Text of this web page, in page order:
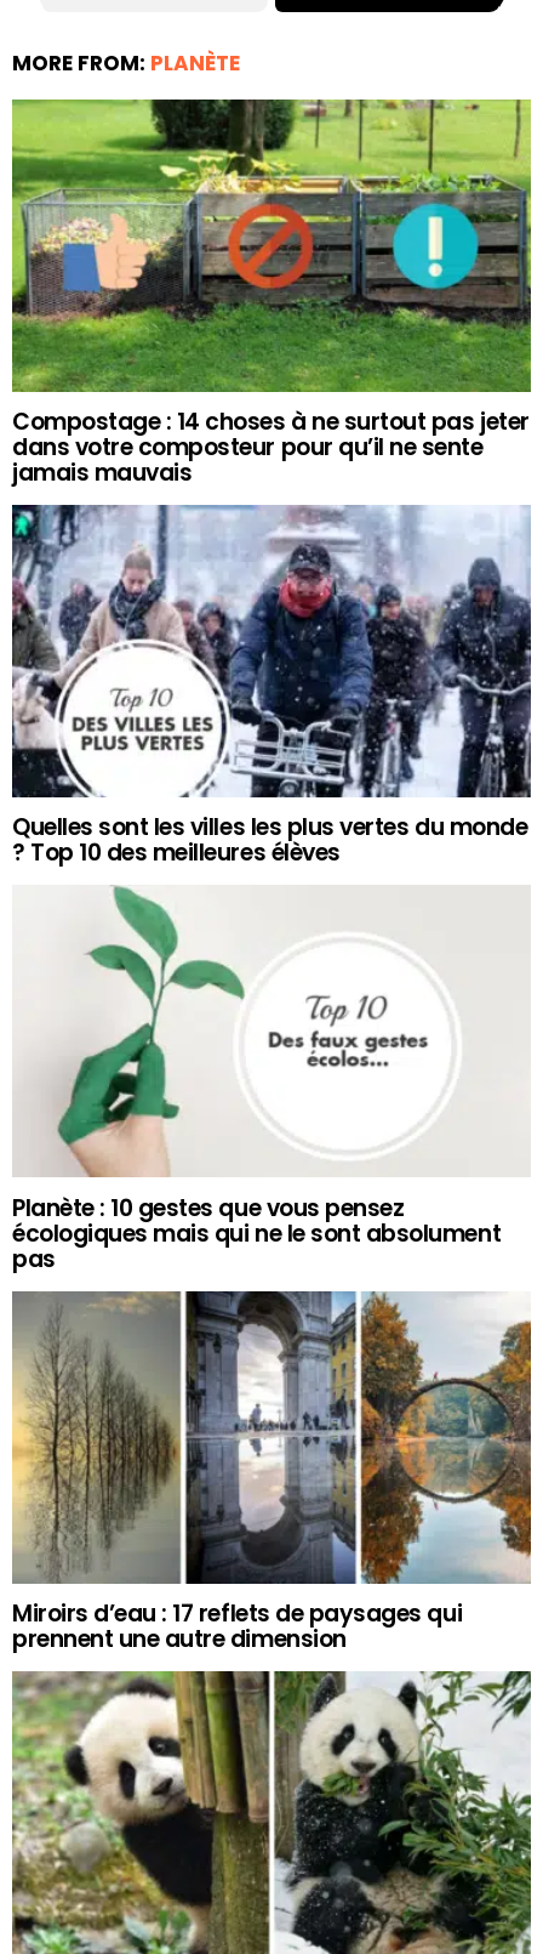
MORE FROM: PLANÈTE
Compostage : 14 choses à ne surtout pas jeter
dans votre composteur pour qu’il ne sente
jamais mauvais
Quelles sont les villes les plus vertes du monde
? Top 10 des meilleures élèves
Planète : 10 gestes que vous pensez
écologiques mais qui ne le sont absolument
pas
Miroirs d’eau : 17 reflets de paysages qui
prennent une autre dimension